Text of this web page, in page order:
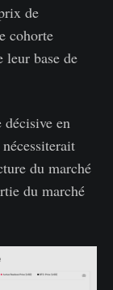
de
cohorte
leur base de
en
du marché
du marché